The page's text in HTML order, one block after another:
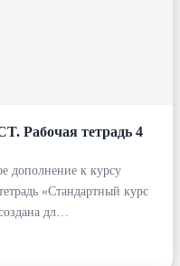
Рабочая тетрадь 4
дополнение к курсу
«Стандартный курс
дл…